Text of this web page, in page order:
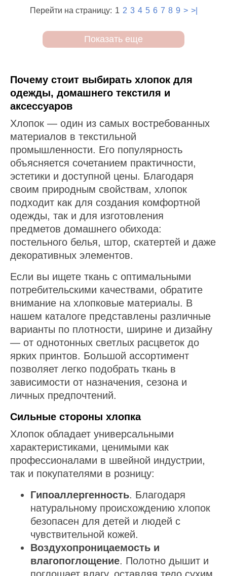
Перейти на страницу: 1 2 3 4 5 6 7 8 9 > >|
Показать еще
Почему стоит выбирать хлопок для
одежды, домашнего текстиля и
аксессуаров
Хлопок — один из самых востребованных
материалов в текстильной
промышленности. Его популярность
объясняется сочетанием практичности,
эстетики и доступной цены. Благодаря
своим природным свойствам, хлопок
подходит как для создания комфортной
одежды, так и для изготовления
предметов домашнего обихода:
постельного белья, штор, скатертей и даже
декоративных элементов.
Если вы ищете ткань с оптимальными
потребительскими качествами, обратите
внимание на хлопковые материалы. В
нашем каталоге представлены различные
варианты по плотности, ширине и дизайну
— от однотонных светлых расцветок до
ярких принтов. Большой ассортимент
позволяет легко подобрать ткань в
зависимости от назначения, сезона и
личных предпочтений.
Сильные стороны хлопка
Хлопок обладает универсальными
характеристиками, ценимыми как
профессионалами в швейной индустрии,
так и покупателями в розницу:
Гипоаллергенность. Благодаря
натуральному происхождению хлопок
безопасен для детей и людей с
чувствительной кожей.
Воздухопроницаемость и
влагопоглощение. Полотно дышит и